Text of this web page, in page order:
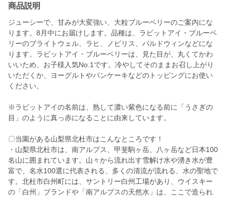
商品説明
ジューシーで、甘みが大変強い、大粒ブルーベリーのご案内にな
ります。8月中にお届けします。品種は、ラビットアイ・ブルーベ
リーのブライトウェル、ラヒ、ノビリス、バルドウィンなどにな
ります。ラビットアイ・ブルーベリーは、見た目が、丸くてかわ
いいため、お子様人気No.1です。冷やしてそのままお召し上がり
いただくか、ヨーグルトやパンケーキなどのトッピングにお使い
ください。
※ラビットアイの名前は、熟して濃い紫色になる前に「うさぎの
目」のように真っ赤になることに由来しています。
〇当園がある山梨県北杜市はこんなところです！
・山梨県北杜市は、南アルプス、甲斐駒ヶ岳、八ヶ岳など日本100
名山に囲まれています。山々から流れ出す雪解け水や湧き水が豊
富で、名水100選に代表される、多くの清流が流れる、水の聖地で
す。北杜市白州町には、サントリー白州工場があり、ウイスキー
の「白州」ブランドや「南アルプスの天然水」は、ここで造られ